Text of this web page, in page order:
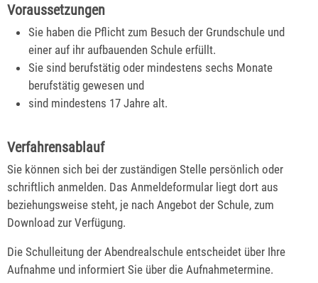
Voraussetzungen
Sie haben die Pflicht zum Besuch der Grundschule und
einer auf ihr aufbauenden Schule erfüllt.
Sie sind berufstätig oder mindestens sechs Monate
berufstätig gewesen und
sind mindestens 17 Jahre alt.
Verfahrensablauf
Sie können sich bei der zuständigen Stelle persönlich oder
schriftlich anmelden. Das Anmeldeformular liegt dort aus
beziehungsweise steht, je nach Angebot der Schule, zum
Download zur Verfügung.
Die Schulleitung der Abendrealschule entscheidet über Ihre
Aufnahme und informiert Sie über die Aufnahmetermine.